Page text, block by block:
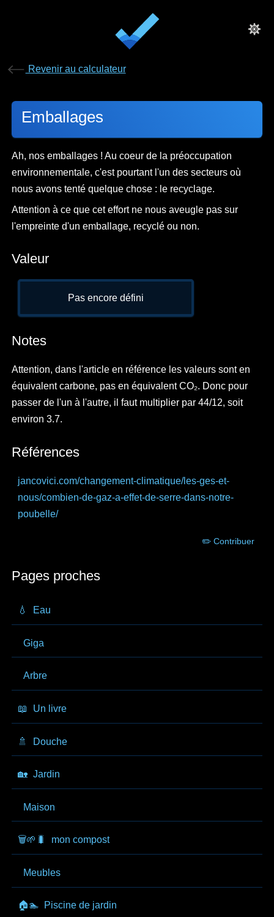
Revenir au calculateur
Emballages
Ah, nos emballages ! Au coeur de la préoccupation
environnementale, c'est pourtant l'un des secteurs où
nous avons tenté quelque chose : le recyclage.
Attention à ce que cet effort ne nous aveugle pas sur
l'empreinte d'un emballage, recyclé ou non.
Valeur
Pas encore défini
Notes
Attention, dans l'article en référence les valeurs sont en
équivalent carbone, pas en équivalent CO₂. Donc pour
passer de l'un à l'autre, il faut multiplier par 44/12, soit
environ 3.7.
Références
jancovici.com/changement-climatique/les-ges-et-
nous/combien-de-gaz-a-effet-de-serre-dans-notre-
poubelle/
✏️ Contribuer
Pages proches
💧 Eau
Giga
Arbre
📖 Un livre
🚿 Douche
🏡 Jardin
Maison
🗑️🌱🐛 mon compost
Meubles
🏠🏊 Piscine de jardin